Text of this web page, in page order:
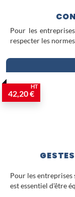
Pour les
respecter les
42,20 €
HT
Pour les entreprises
est essentiel d'être